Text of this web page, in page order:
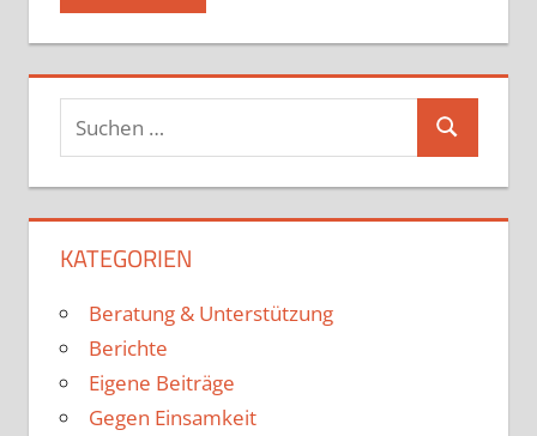
KATEGORIEN
Beratung & Unterstützung
Berichte
Eigene Beiträge
Gegen Einsamkeit